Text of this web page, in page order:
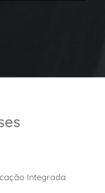
Integrada